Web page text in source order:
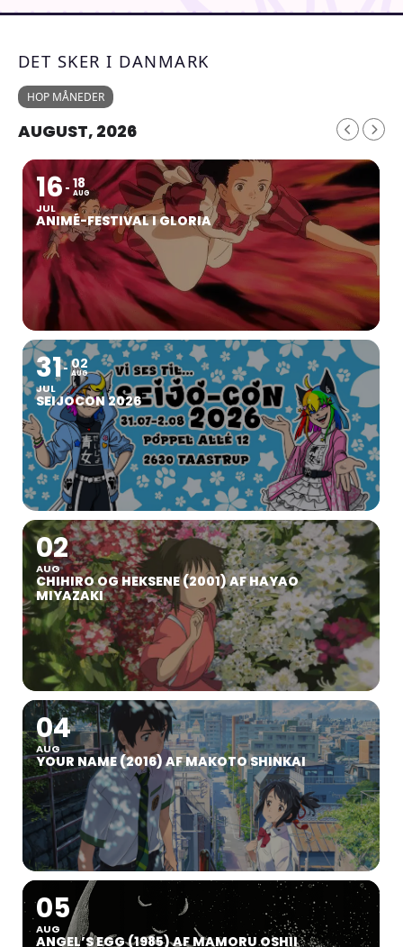
DET SKER I DANMARK
HOP MÅNEDER
AUGUST, 2026
16
JUL
18
AUG
ANIMÉ-FESTIVAL I GLORIA
31
JUL
02
AUG
SEIJOCON 2026
02
AUG
CHIHIRO OG HEKSENE (2001) AF HAYAO
MIYAZAKI
04
AUG
YOUR NAME (2016) AF MAKOTO SHINKAI
05
AUG
ANGEL’S EGG (1985) AF MAMORU OSHII